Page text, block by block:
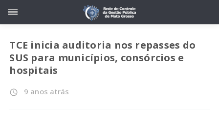
TCE inicia auditoria nos repasses do
SUS para municípios, consórcios e
hospitais
access_time 9 anos atrás